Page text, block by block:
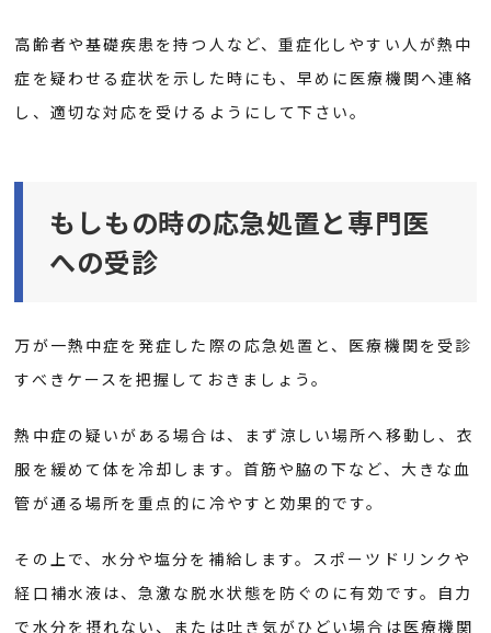
高齢者や基礎疾患を持つ人など、重症化しやすい人が熱中
症を疑わせる症状を示した時にも、早めに医療機関へ連絡
し、適切な対応を受けるようにして下さい。
もしもの時の応急処置と専門医
への受診
万が一熱中症を発症した際の応急処置と、医療機関を受診
すべきケースを把握しておきましょう。
熱中症の疑いがある場合は、まず涼しい場所へ移動し、衣
服を緩めて体を冷却します。首筋や脇の下など、大きな血
管が通る場所を重点的に冷やすと効果的です。
その上で、水分や塩分を補給します。スポーツドリンクや
経口補水液は、急激な脱水状態を防ぐのに有効です。自力
で水分を摂れない、または吐き気がひどい場合は医療機関